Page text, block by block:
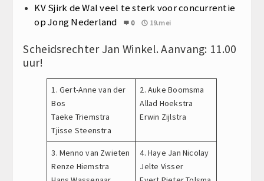
KV Sjirk de Wal veel te sterk voor concurrentie
op Jong Nederland
0 19.mei
Scheidsrechter Jan Winkel. Aanvang: 11.00
uur!
1. Gert-Anne van der
Bos
Taeke Triemstra
Tjisse Steenstra
2. Auke Boomsma
Allad Hoekstra
Erwin Zijlstra
3. Menno van Zwieten
Renze Hiemstra
4. Haye Jan Nicolay
Jelte Visser